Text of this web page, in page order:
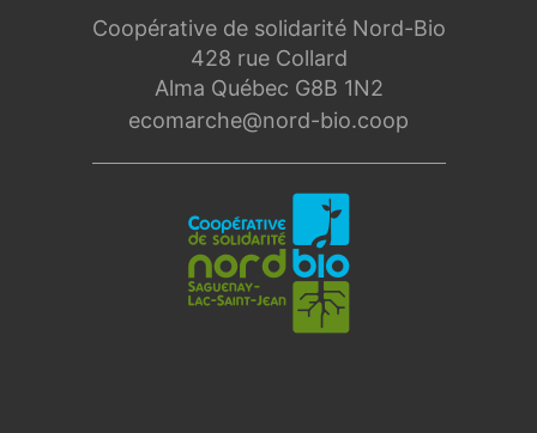
Coopérative de solidarité Nord-Bio
428 rue Collard
Alma Québec G8B 1N2
ecomarche@nord-bio.coop